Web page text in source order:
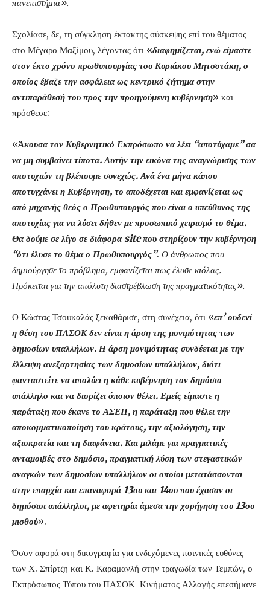
πανεπιστήμια».
Σχολίασε, δε, τη σύγκληση έκτακτης σύσκεψης επί του θέματος
στο Μέγαρο Μαξίμου, λέγοντας ότι «διαφημίζεται, ενώ είμαστε
στον έκτο χρόνο πρωθυπουργίας του Κυριάκου Μητσοτάκη, ο
οποίος έβαζε την ασφάλεια ως κεντρικό ζήτημα στην
αντιπαράθεσή του προς την προηγούμενη κυβέρνηση» και
πρόσθεσε:
«Άκουσα τον Κυβερνητικό Εκπρόσωπο να λέει “αποτύχαμε” σα
να μη συμβαίνει τίποτα. Αυτήν την εικόνα της αναγνώρισης των
αποτυχιών τη βλέπουμε συνεχώς. Ανά ένα μήνα κάπου
αποτυγχάνει η Κυβέρνηση, το αποδέχεται και εμφανίζεται ως
από μηχανής θεός ο Πρωθυπουργός που είναι ο υπεύθυνος της
αποτυχίας για να λύσει δήθεν με προσωπικό χειρισμό το θέμα.
Θα δούμε σε λίγο σε διάφορα siteπου στηρίζουν την κυβέρνηση
“ότι έλυσε το θέμα ο Πρωθυπουργός”. Ο άνθρωπος που
δημιούργησε το πρόβλημα, εμφανίζεται πως έλυσε κιόλας.
Πρόκειται για την απόλυτη διαστρέβλωση της πραγματικότητας».
Ο Κώστας Τσουκαλάς ξεκαθάρισε, στη συνέχεια, ότι «επ’ ουδενί
η θέση του ΠΑΣΟΚ δεν είναι η άρση της μονιμότητας των
δημοσίων υπαλλήλων. Η άρση μονιμότητας συνδέεται με την
έλλειψη ανεξαρτησίας των δημοσίων υπαλλήλων, διότι
φανταστείτε να απολύει η κάθε κυβέρνηση τον δημόσιο
υπάλληλο και να διορίζει όποιον θέλει. Εμείς είμαστε η
παράταξη που έκανε το ΑΣΕΠ, η παράταξη που θέλει την
αποκομματικοποίηση του κράτους, την αξιολόγηση, την
αξιοκρατία και τη διαφάνεια. Και μιλάμε για πραγματικές
ανταμοιβές στο δημόσιο, πραγματική λύση των στεγαστικών
αναγκών των δημοσίων υπαλλήλων οι οποίοι μετατάσσονται
στην επαρχία και επαναφορά 13ου και 14ου που έχασαν οι
δημόσιοι υπάλληλοι, με αφετηρία άμεσα την χορήγηση του 13ου
μισθού».
Όσον αφορά στη δικογραφία για ενδεχόμενες ποινικές ευθύνες
των Χ. Σπίρτζη και Κ. Καραμανλή στην τραγωδία των Τεμπών, ο
Εκπρόσωπος Τύπου του ΠΑΣΟΚ-Κινήματος Αλλαγής επεσήμανε